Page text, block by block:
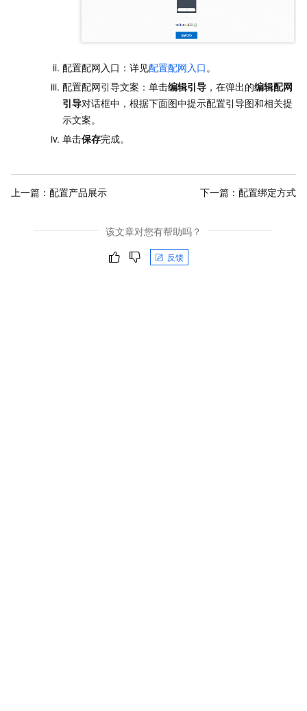
配置配网入口：详见配置配网入口 。
配置配网引导文案：单击编辑引导 ，在弹出的编辑配网
引导对话框中，根据下面图中提示配置引导图和相关提
示文案。
单击保存完成。
上一篇： 配置产品展示 下一篇： 配置绑定方式
该文章对您有帮助吗？
反馈